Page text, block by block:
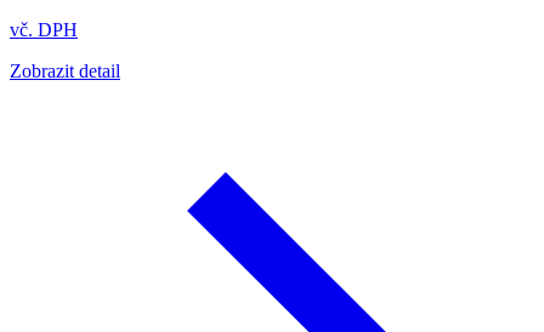
vč. DPH
Zobrazit detail